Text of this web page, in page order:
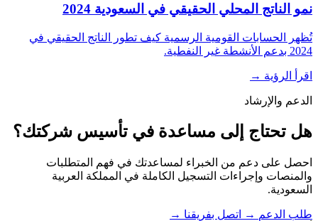
نمو الناتج المحلي الحقيقي في السعودية 2024
تُظهر الحسابات القومية الرسمية كيف تطور الناتج الحقيقي في
2024 بدعم الأنشطة غير النفطية.
اقرأ الرؤية →
الدعم والإرشاد
هل تحتاج إلى مساعدة في تأسيس شركتك؟
احصل على دعم من الخبراء لمساعدتك في فهم المتطلبات
والمنصات وإجراءات التسجيل الكاملة في المملكة العربية
السعودية.
طلب الدعم → اتصل بفريقنا →